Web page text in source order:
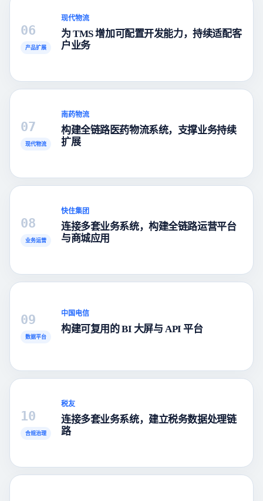
06
产品扩展
现代物流
为 TMS 增加可配置开发能力，持续适配客
户业务
07
现代物流
南药物流
构建全链路医药物流系统，支撑业务持续
扩展
08
业务运营
快住集团
连接多套业务系统，构建全链路运营平台
与商城应用
09
数据平台
中国电信
构建可复用的 BI 大屏与 API 平台
10
合规治理
税友
连接多套业务系统，建立税务数据处理链
路